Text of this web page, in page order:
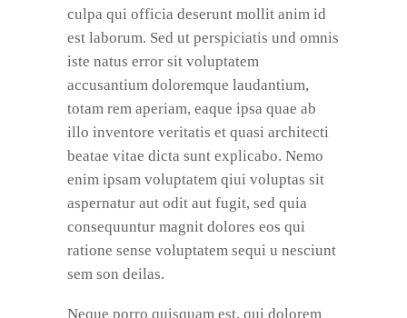
culpa qui officia deserunt mollit anim id
est laborum. Sed ut perspiciatis und omnis
iste natus error sit voluptatem
accusantium doloremque laudantium,
totam rem aperiam, eaque ipsa quae ab
illo inventore veritatis et quasi architecti
beatae vitae dicta sunt explicabo. Nemo
enim ipsam voluptatem qiui voluptas sit
aspernatur aut odit aut fugit, sed quia
consequuntur magnit dolores eos qui
ratione sense voluptatem sequi u nesciunt
sem son deilas.
Neque porro quisquam est, qui dolorem